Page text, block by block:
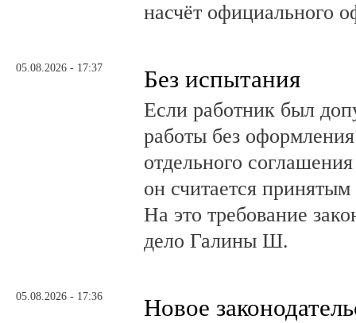
насчёт официального
05.08.2026 - 17:37 Без испытания
Если работник был
работы без
отдельного
он считается
На это требование
дело Галины Ш.
05.08.2026 - 17:36 Новое